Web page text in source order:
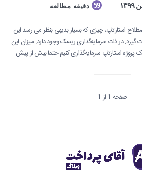
59 دقیقه مطالعه
استارتاپ، چیزی که بسیار بدیهی بنظر می رسد این
در ذات سرمایه‌گذاری ریسک وجود دارد. میزان این
استارتاپ سرمایه‌گذاری کنیم حتما بیش از پیش…
صفحه 1 از 1